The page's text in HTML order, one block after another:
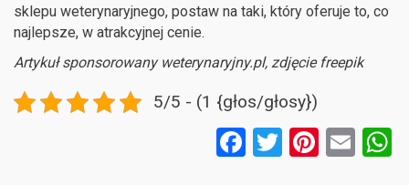
sklepu weterynaryjnego, postaw na taki, który oferuje to, co
najlepsze, w atrakcyjnej cenie.
Artykuł sponsorowany weterynaryjny.pl, zdjęcie freepik
5/5 - (1 {głos/głosy})
F T Pi E